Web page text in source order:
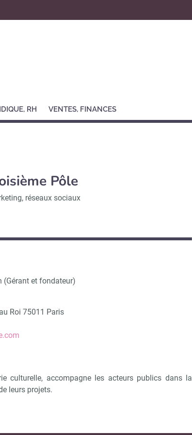
RH VENTES, FINANCES
Pôle
réseaux sociaux
(Gérant et fondateur)
Roi 75011 Paris
culturelle, accompagne les acteurs publics dans la
leurs projets.